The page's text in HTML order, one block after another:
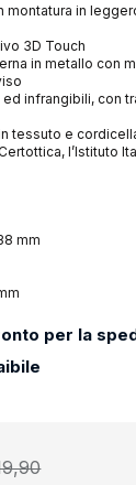
montatura in
3D Touch
in metallo con
infrangibili, con
tessuto e
l’Istituto
mm
per la